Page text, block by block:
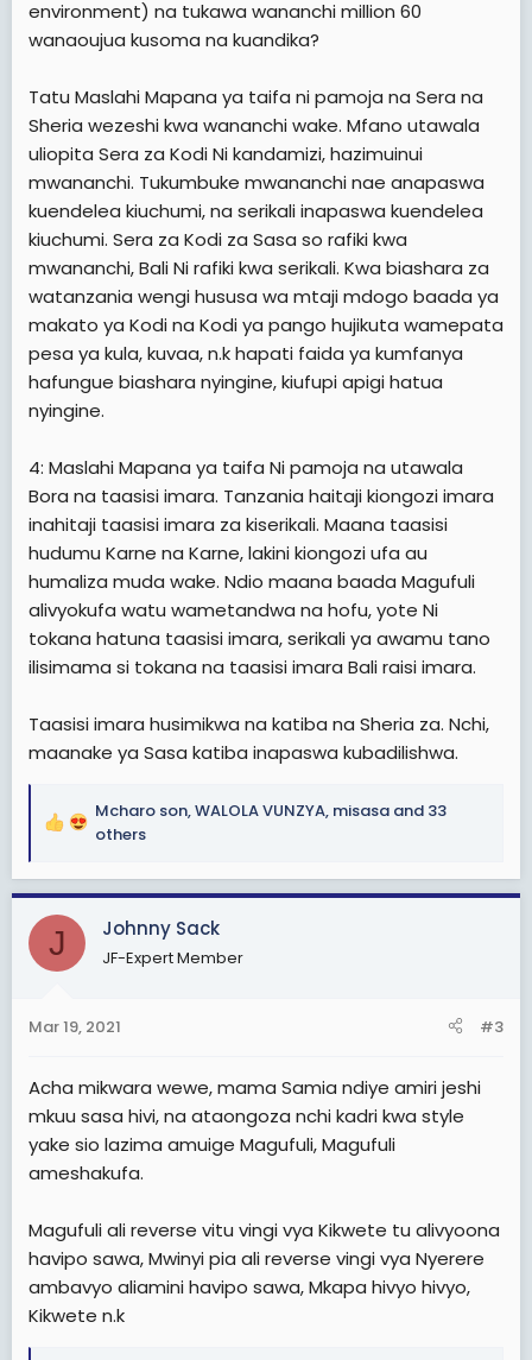
environment) na tukawa wananchi million 60
wanaoujua kusoma na kuandika?
Tatu Maslahi Mapana ya taifa ni pamoja na Sera na
Sheria wezeshi kwa wananchi wake. Mfano utawala
uliopita Sera za Kodi Ni kandamizi, hazimuinui
mwananchi. Tukumbuke mwananchi nae anapaswa
kuendelea kiuchumi, na serikali inapaswa kuendelea
kiuchumi. Sera za Kodi za Sasa so rafiki kwa
mwananchi, Bali Ni rafiki kwa serikali. Kwa biashara za
watanzania wengi hususa wa mtaji mdogo baada ya
makato ya Kodi na Kodi ya pango hujikuta wamepata
pesa ya kula, kuvaa, n.k hapati faida ya kumfanya
hafungue biashara nyingine, kiufupi apigi hatua
nyingine.
4: Maslahi Mapana ya taifa Ni pamoja na utawala
Bora na taasisi imara. Tanzania haitaji kiongozi imara
inahitaji taasisi imara za kiserikali. Maana taasisi
hudumu Karne na Karne, lakini kiongozi ufa au
humaliza muda wake. Ndio maana baada Magufuli
alivyokufa watu wametandwa na hofu, yote Ni
tokana hatuna taasisi imara, serikali ya awamu tano
ilisimama si tokana na taasisi imara Bali raisi imara.
Taasisi imara husimikwa na katiba na Sheria za. Nchi,
maanake ya Sasa katiba inapaswa kubadilishwa.
R
a
c
o
s
Mcharo son,WALOLA VUNZYA, misasa and 33
others
J Johnny Sack
JF-Expert Member
Mar 19, 2021 #3
Acha mikwara wewe, mama Samia ndiye amiri jeshi
mkuu sasa hivi, na ataongoza nchi kadri kwa style
yake sio lazima amuige Magufuli, Magufuli
ameshakufa.
Magufuli ali reverse vitu vingi vya Kikwete tu alivyoona
havipo sawa, Mwinyi pia ali reverse vingi vya Nyerere
ambavyo aliamini havipo sawa, Mkapa hivyo hivyo,
Kikwete n.k